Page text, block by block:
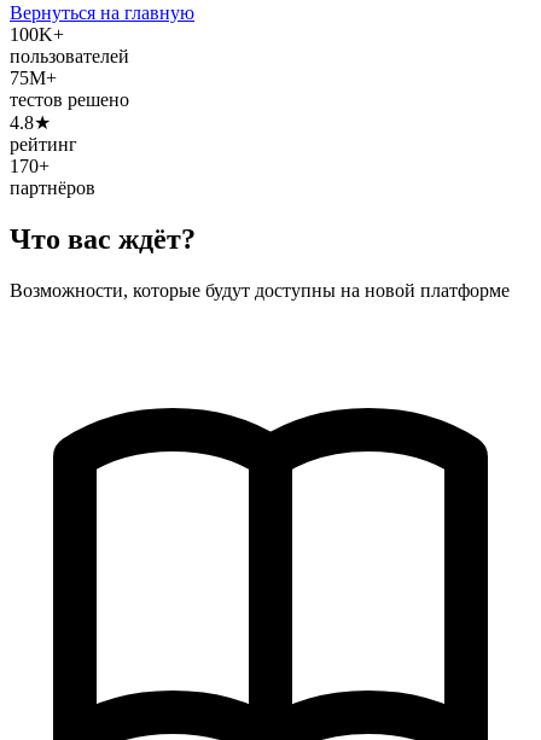
Вернуться на главную
100K+
пользователей
75M+
тестов решено
4.8★
рейтинг
170+
партнёров
Что вас ждёт?
Возможности, которые будут доступны на новой платформе